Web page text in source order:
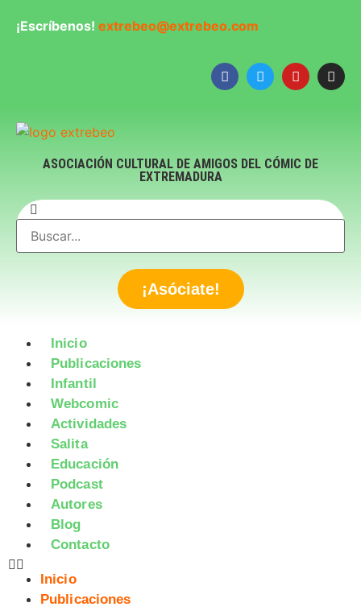
¡Escríbenos! extrebeo@extrebeo.com
ASOCIACIÓN CULTURAL DE AMIGOS DEL CÓMIC DE
EXTREMADURA
¡Asóciate!
Inicio
Publicaciones
Infantil
Webcomic
Actividades
Salita
Educación
Podcast
Autores
Blog
Contacto
Inicio
Publicaciones